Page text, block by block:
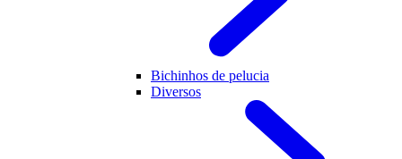
Bichinhos de pelucia
Diversos